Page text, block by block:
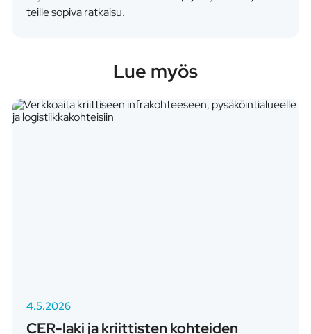
teille sopiva ratkaisu.
Lue myös
4.5.2026
CER-laki ja kriittisten kohteiden